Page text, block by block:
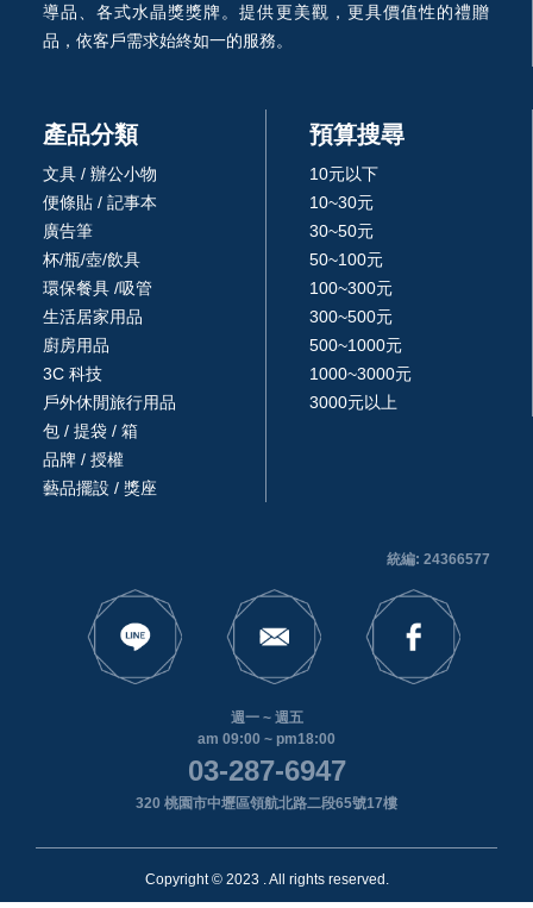
導品、各式水晶獎獎牌。提供更美觀，更具價值性的禮贈
品，依客戶需求始終如一的服務。
產品分類
文具 / 辦公小物
便條貼 / 記事本
廣告筆
杯/瓶/壺/飲具
環保餐具 /吸管
生活居家用品
廚房用品
3C 科技
戶外休閒旅行用品
包 / 提袋 / 箱
品牌 / 授權
藝品擺設 / 獎座
預算搜尋
10元以下
10~30元
30~50元
50~100元
100~300元
300~500元
500~1000元
1000~3000元
3000元以上
統編: 24366577
週一 ~ 週五
am 09:00 ~ pm18:00
03-287-6947
320 桃園市中壢區領航北路二段65號17樓
Copyright © 2023 . All rights reserved.